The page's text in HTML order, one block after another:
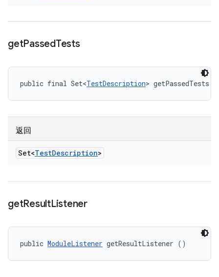
getPassedTests
public final Set<TestDescription> getPassedTests
返回
Set<TestDescription>
getResultListener
public ModuleListener getResultListener ()